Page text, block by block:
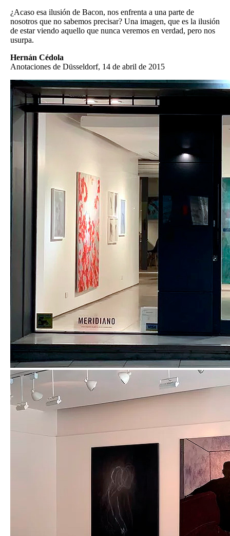
¿Acaso esa ilusión de Bacon, nos enfrenta a una parte de
nosotros que no sabemos precisar? Una imagen, que es la ilusión
de estar viendo aquello que nunca veremos en verdad, pero nos
usurpa.
Hernán Cédola
Anotaciones de Düsseldorf, 14 de abril de 2015